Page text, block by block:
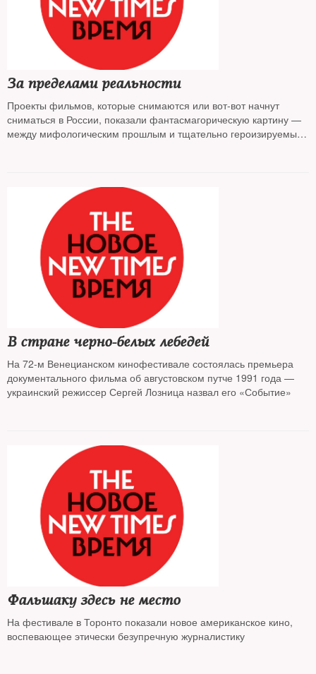
За пределами реальности
Проекты фильмов, которые снимаются или вот-вот начнут
сниматься в России, показали фантасмагорическую картину —
между мифологическим прошлым и тщательно героизируемым
В стране черно-белых лебедей
На 72-м Венецианском кинофестивале состоялась премьера
документального фильма об августовском путче 1991 года —
украинский режиссер Сергей Лозница назвал его «Событие»
Фальшаку здесь не место
На фестивале в Торонто показали новое американское кино,
воспевающее этически безупречную журналистику